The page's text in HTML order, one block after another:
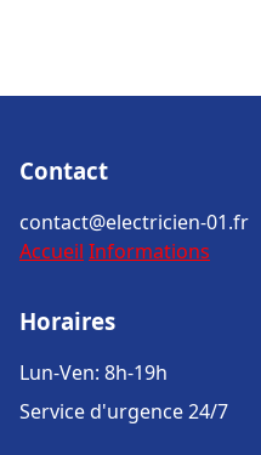
Contact
contact@electricien-01.fr
Accueil Informations
Horaires
Lun-Ven: 8h-19h
Service d'urgence 24/7